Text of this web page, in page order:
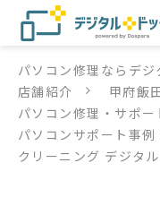
パソコン修理
サービス
パソコン修理ならデジ
店舗紹介
甲府飯
パソコン修理・サポ
パソコンサポート事
クリーニング デジタ